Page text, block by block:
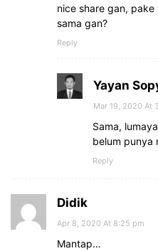
nice share gan,
sama gan?
Reply
Yayan
Mar 19, 2020 At
Sama,
belum punya
Reply
Didik
Apr 8, 2020 At 8:25 pm
Mantap…